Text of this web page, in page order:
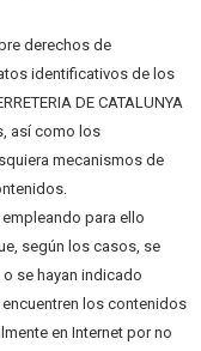
derechos de
identificativos de los
DE CATALUNYA
así como los
mecanismos de
para ello
según los casos, se
se hayan indicado
los contenidos
en Internet por no